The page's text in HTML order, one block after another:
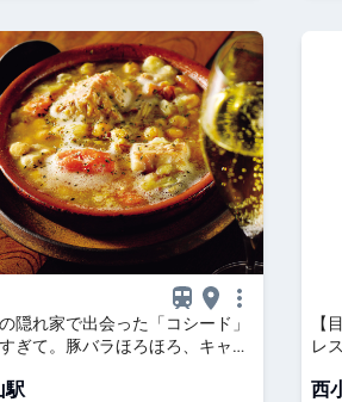
隠れ家で出会った「コシード」
ぎて。豚バラほろほろ、キャベ
駅
【
レ
西